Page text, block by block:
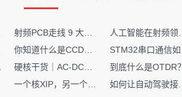
到底什么是OTDR？